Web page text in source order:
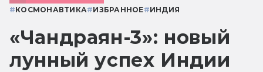
#КОСМОНАВТИКА#ИЗБРАННОЕ#ИНДИЯ
«Чандраян-3»: новый
лунный успех Индии